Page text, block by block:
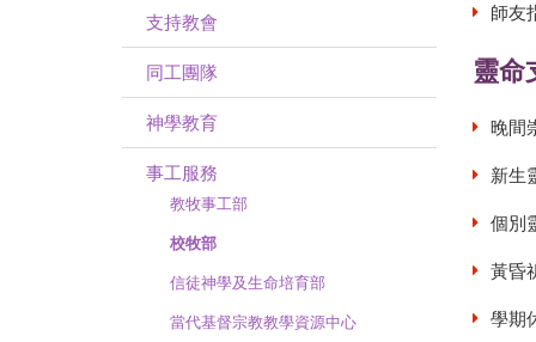
師友
靈命
晚間
新生
個別
黃昏
學期
支持教會
同工團隊
神學教育
事工服務
教牧事工部
校牧部
信徒神學及生命培育部
當代基督宗教教學資源中心